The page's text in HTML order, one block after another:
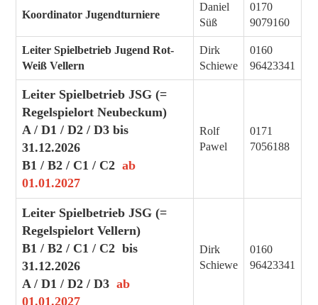
Koordinator Jugendturniere
Daniel
Süß
0170
9079160
Leiter Spielbetrieb Jugend Rot-
Weiß Vellern
Dirk
Schiewe
0160
96423341
Leiter Spielbetrieb JSG (=
Regelspielort Neubeckum)
A / D1 / D2 / D3 bis
31.12.2026
B1 / B2 / C1 / C2ab
01.01.2027
Rolf
Pawel
0171
7056188
Leiter Spielbetrieb JSG (=
Regelspielort Vellern)
B1 / B2 / C1 / C2 bis
31.12.2026
A / D1 / D2 / D3ab
01.01.2027
Dirk
Schiewe
0160
96423341